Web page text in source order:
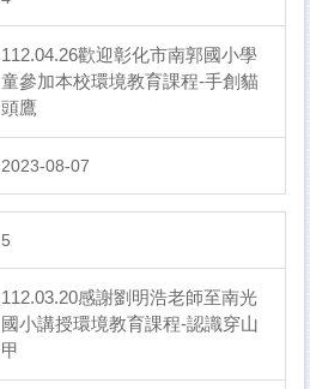
112.04.26歡迎彰化市南郭國小學
童參加本校環境教育課程-手創貓
頭鷹
2023-08-07
5
112.03.20感謝劉明浩老師至南光
國小講授環境教育課程-認識穿山
甲